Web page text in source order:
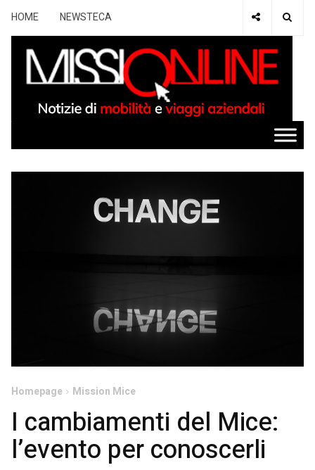
HOME NEWSTECA
Homepage Mission Mice
I cambiamenti del Mice:
l’evento per conoscerli